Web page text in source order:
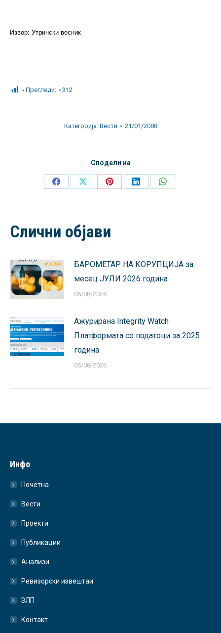
Извор: Утрински весник
Прегледи: 312
Категорија: Вести 21/01/2008
Сподели на
Share
Share
Share
Share
Share
Слични објави
БАРОМЕТАР НА КОРУПЦИЈА за
месец ЈУЛИ 2026 година
06/08/2026
Ажурирана Integrity Watch
Платформата со податоци за 2025
година
05/08/2026
Инфо
Почетна
Вести
Проекти
Публикации
Анализи
Ревизорски извештаи
ЗЛП
Контакт